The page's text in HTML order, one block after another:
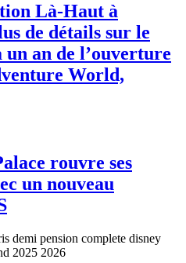
Là-Haut à
de détails sur le
an de l’ouverture
World,
rouvre ses
un nouveau